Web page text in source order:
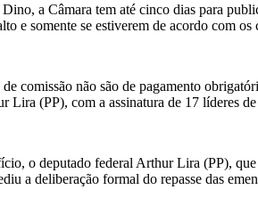
a Câmara tem até cinco dias para
e somente se estiverem de acordo com
de comissão não são de pagamento
Lira (PP), com a assinatura de 17 líderes de
o deputado federal Arthur Lira (PP), que
a deliberação formal do repasse das